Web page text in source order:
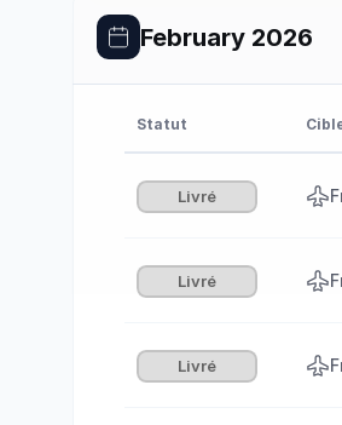
February 2026
Statut
Livré
Livré
Livré